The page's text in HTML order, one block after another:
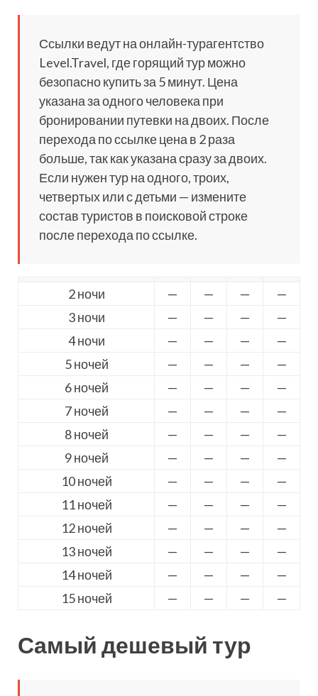
Ссылки ведут на онлайн-турагентство
Level.Travel, где горящий тур можно
безопасно купить за 5 минут. Цена
указана за одного человека при
бронировании путевки на двоих. После
перехода по ссылке цена в 2 раза
больше, так как указана сразу за двоих.
Если нужен тур на одного, троих,
четвертых или с детьми — измените
состав туристов в поисковой строке
после перехода по ссылке.
2 ночи — — —
—
3 ночи
— — —
—
4 ночи
— — —
—
5 ночей
— — —
—
6 ночей
— — —
—
7 ночей
— — —
—
8 ночей
— — —
—
9 ночей
— — —
—
10 ночей
— — —
—
11 ночей
— — —
—
12 ночей
— — —
—
13 ночей
— — —
—
14 ночей
— — —
—
15 ночей
— — — —
Самый дешевый тур